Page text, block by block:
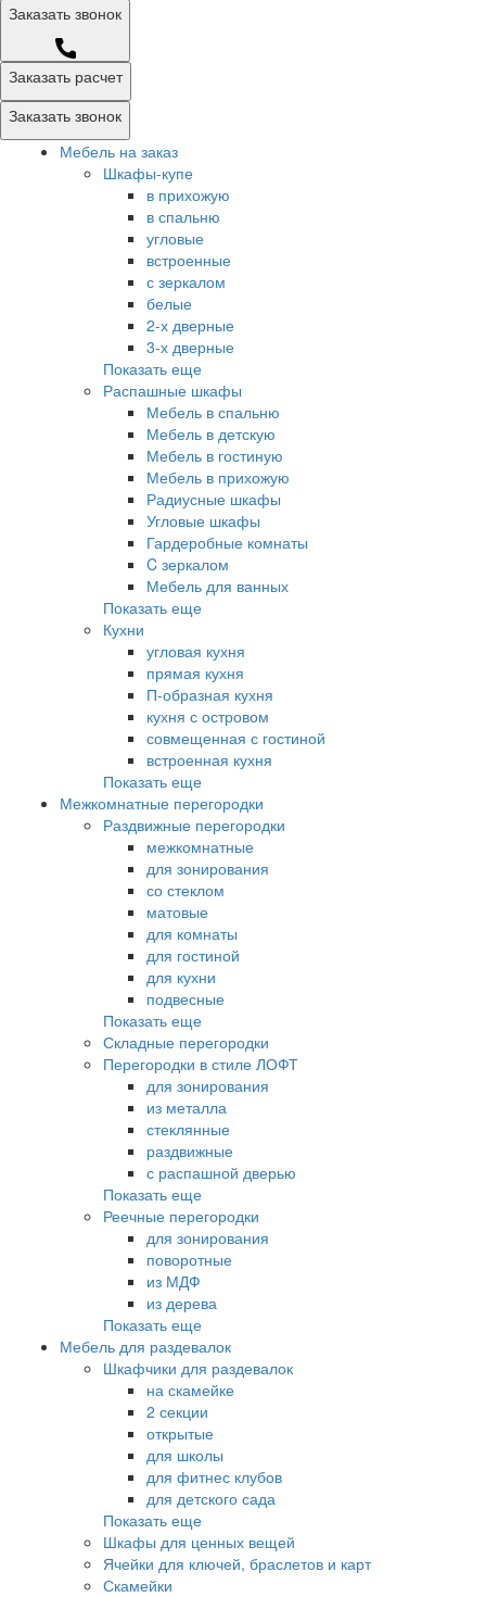
Заказать звонок
Заказать расчет
Заказать звонок
Мебель на заказ
Шкафы-купе
в прихожую
в спальню
угловые
встроенные
с зеркалом
белые
2-х дверные
3-х дверные
Показать еще
Распашные шкафы
Мебель в спальню
Мебель в детскую
Мебель в гостиную
Мебель в прихожую
Радиусные шкафы
Угловые шкафы
Гардеробные комнаты
C зеркалом
Мебель для ванных
Показать еще
Кухни
угловая кухня
прямая кухня
П-образная кухня
кухня с островом
совмещенная с гостиной
встроенная кухня
Показать еще
Межкомнатные перегородки
Раздвижные перегородки
межкомнатные
для зонирования
со стеклом
матовые
для комнаты
для гостиной
для кухни
подвесные
Показать еще
Складные перегородки
Перегородки в стиле ЛОФТ
для зонирования
из металла
стеклянные
раздвижные
с распашной дверью
Показать еще
Реечные перегородки
для зонирования
поворотные
из МДФ
из дерева
Показать еще
Мебель для раздевалок
Шкафчики для раздевалок
на скамейке
2 секции
открытые
для школы
для фитнес клубов
для детского сада
Показать еще
Шкафы для ценных вещей
Ячейки для ключей, браслетов и карт
Скамейки